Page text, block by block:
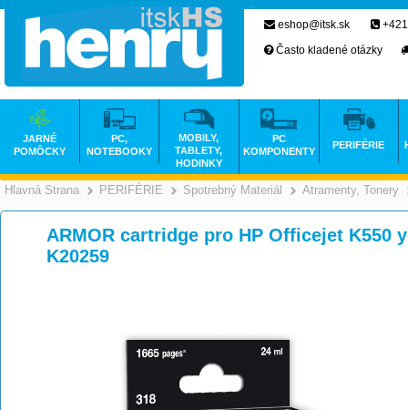
Hlavná Strana >
PERIFÉRIE >
Spotrebný Materiál >
Atramenty, Tonery
ARMOR cartridge pro HP Officejet K550
K20259
eshop@itsk.sk
Často kladené otázky
JARNÉ
POMÔCKY
PC,
NOTEBOOKY
MOBILY,
TABLETY,
HODINKY
PC
KOMPONENTY
PERIFÉRIE